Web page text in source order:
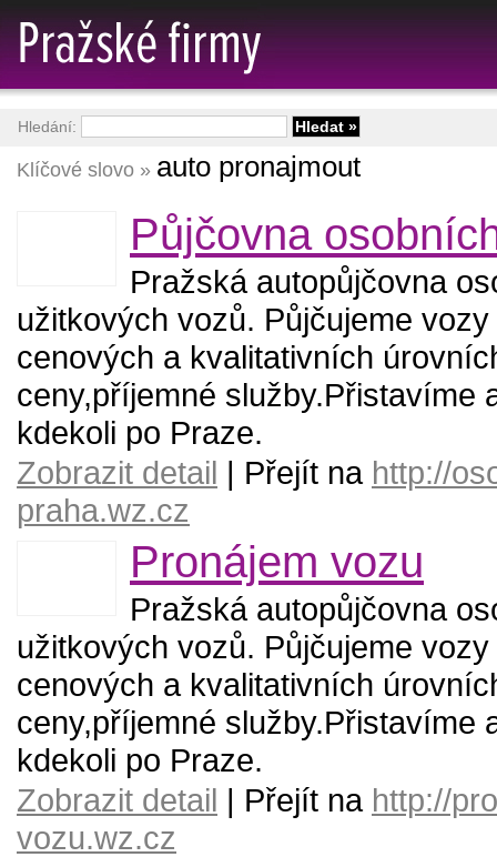
Klíčové slovo » auto pronajmout
Půjčovna
Pražská autopůjčovna
užitkových vozů. Půjčujeme
cenových a kvalitativních
ceny,příjemné služby.Přistavíme
kdekoli po Praze.
Zobrazit detail | Přejít na http://
praha.wz.cz
Pronájem vozu
Pražská autopůjčovna
užitkových vozů. Půjčujeme
cenových a kvalitativních
ceny,příjemné služby.Přistavíme
kdekoli po Praze.
Zobrazit detail | Přejít na http://
vozu.wz.cz
Hledání: